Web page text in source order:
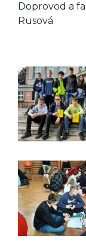
Doprovod a
Rusová